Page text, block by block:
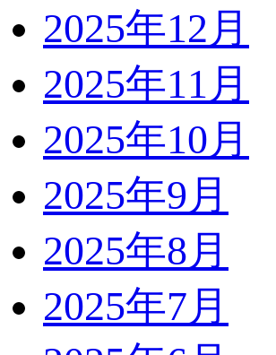
2025年12月
2025年11月
2025年10月
2025年9月
2025年8月
2025年7月